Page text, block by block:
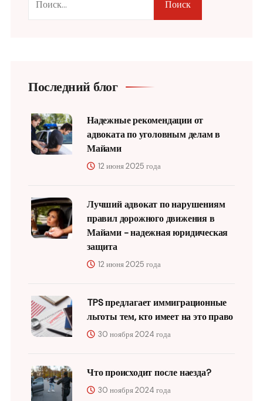
Поиск
Последний блог
Надежные рекомендации от
адвоката по уголовным делам в
Майами
12 июня 2025 года
Лучший адвокат по нарушениям
правил дорожного движения в
Майами - надежная юридическая
защита
12 июня 2025 года
TPS предлагает иммиграционные
льготы тем, кто имеет на это право
30 ноября 2024 года
Что происходит после наезда?
30 ноября 2024 года